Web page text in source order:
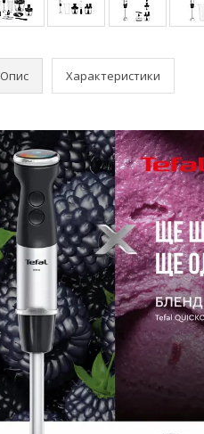
Опис Характеристики